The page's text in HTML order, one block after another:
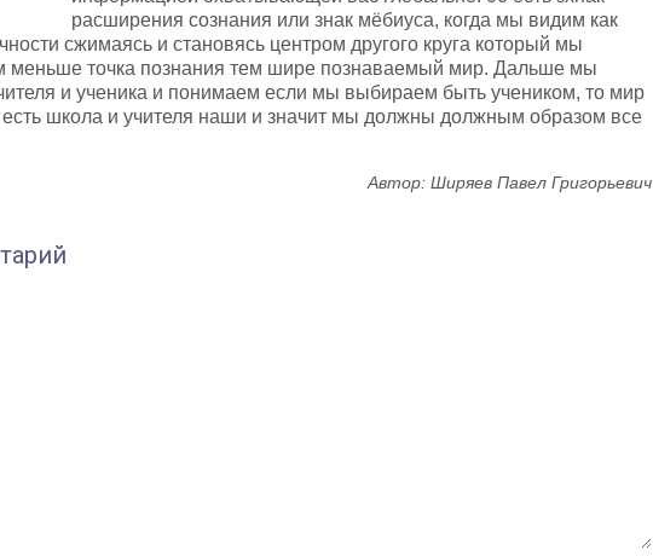
расширения сознания или знак мёбиуса, когда мы видим как
сжимаясь и становясь центром другого круга который мы
меньше точка познания тем шире познаваемый мир. Дальше мы
и ученика и понимаем если мы выбираем быть учеником, то мир
есть школа и учителя наши и значит мы должны должным образом все
Автор: Ширяев Павел Григорьевич